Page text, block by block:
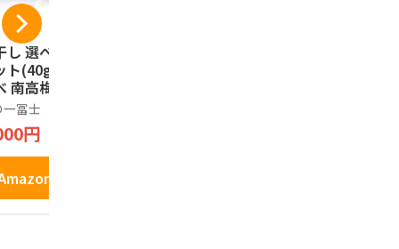
し 選べるお試し
ト(40g×4) 食べ
南高梅 減塩 一
紀州南高梅 国
歌山県産 低塩
スト投函 メー
グルメ お弁当
ぎり 健康 食品
うめぼし ギフ
土産 プレゼン
一冨士
円
で見る